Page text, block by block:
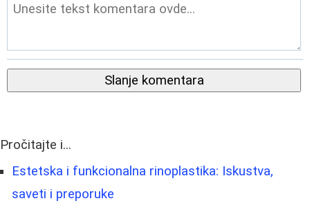
Slanje komentara
Pročitajte i...
Estetska i funkcionalna rinoplastika: Iskustva,
saveti i preporuke